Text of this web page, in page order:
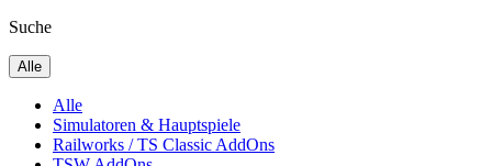
Suche
Alle
Alle
Simulatoren & Hauptspiele
Railworks / TS Classic AddOns